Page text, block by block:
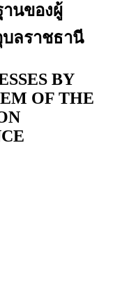
นของผู้
บลราชธานี
BY
OF THE